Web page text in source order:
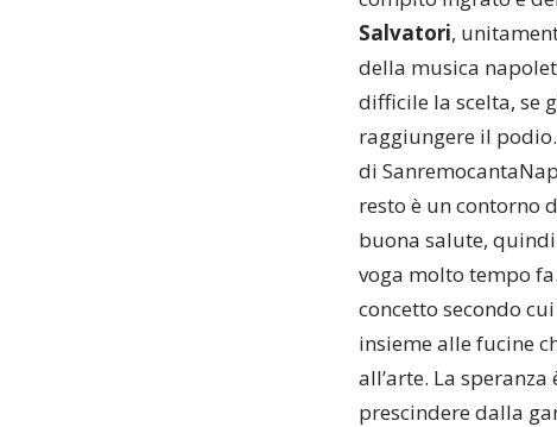
Salvatori,
della musica
difficile la scelta, se
raggiungere il
di
resto è un contorno
buona salute,
voga molto tempo
concetto secondo
insieme alle fucine
all’arte. La
prescindere dalla